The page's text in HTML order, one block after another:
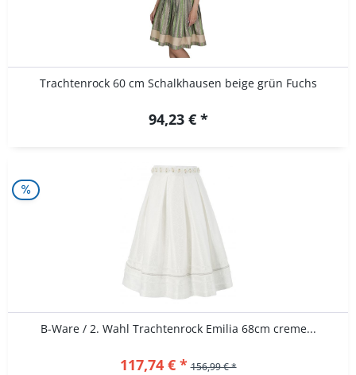
Trachtenrock 60 cm Schalkhausen beige grün Fuchs
94,23 € *
B-Ware / 2. Wahl Trachtenrock Emilia 68cm creme...
117,74 € * 156,99 € *